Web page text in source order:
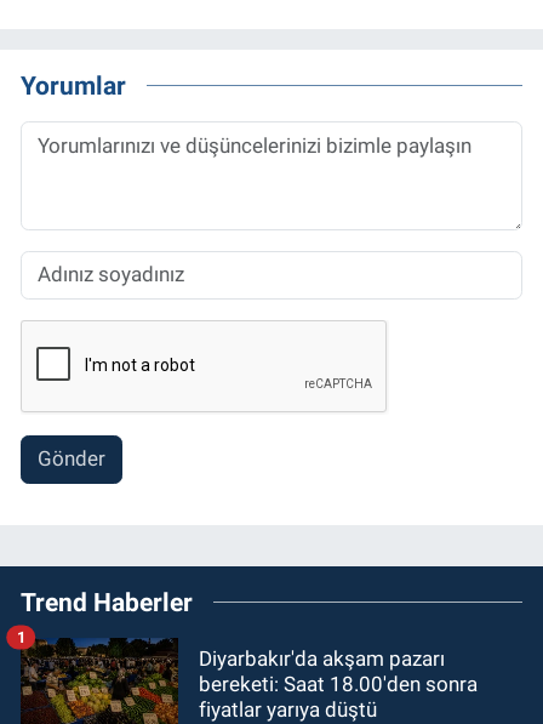
Yorumlar
Gönder
Trend Haberler
Diyarbakır'da akşam pazarı
bereketi: Saat 18.00'den sonra
fiyatlar yarıya düştü
1